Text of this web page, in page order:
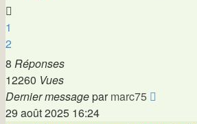
1
2
8 Réponses
12260 Vues
Dernier messageparmarc75
29 août 2025 16:24